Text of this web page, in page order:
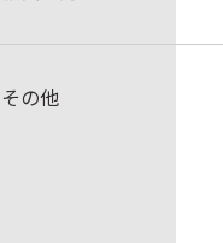
その他